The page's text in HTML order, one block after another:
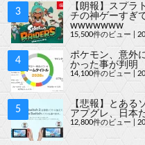
【朗報】スプラ
チの神ゲーすぎ
wwwwwww
15,500件のビュー
ポケモン、意外
かった事が判明
14,100件のビュー
【悲報】とある
アプグレ、日本
12,800件のビュー